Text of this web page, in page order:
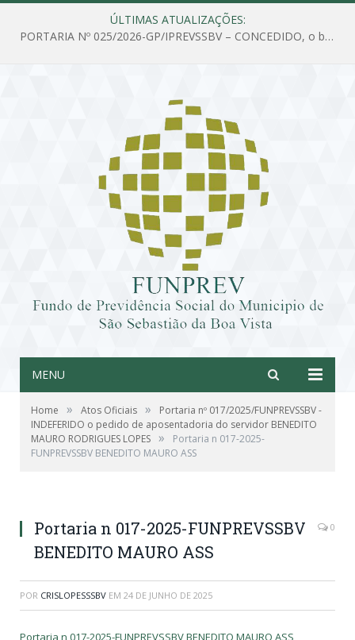
ÚLTIMAS ATUALIZAÇÕES:
PORTARIA Nº 025/2026-GP/IPREVSSBV – CONCEDIDO, o benefício de PENSÃO a MARIA ESTELA DOS SANTOS SOUZA
MENU
Home » Atos Oficiais »
Portaria nº 017/2025/FUNPREVSSBV -
INDEFERIDO o pedido de aposentadoria do servidor BENEDITO
MAURO RODRIGUES LOPES »
Portaria n 017-2025-
FUNPREVSSBV BENEDITO MAURO ASS
Portaria n 017-2025-FUNPREVSSBV
BENEDITO MAURO ASS
0
POR CRISLOPESSSBV EM 24 DE JUNHO DE 2025
Portaria n 017-2025-FUNPREVSSBV BENEDITO MAURO ASS